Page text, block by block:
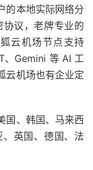
的本地实际网络分
议，老牌专业的
云机场节点支持
、Gemini 等 AI 工
云机场也有企业定
国、韩国、马来西
英国、德国、法